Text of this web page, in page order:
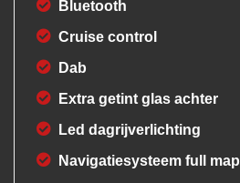
Bluetooth
Cruise control
Dab
Extra getint glas achter
Led dagrijverlichting
Navigatiesysteem full map